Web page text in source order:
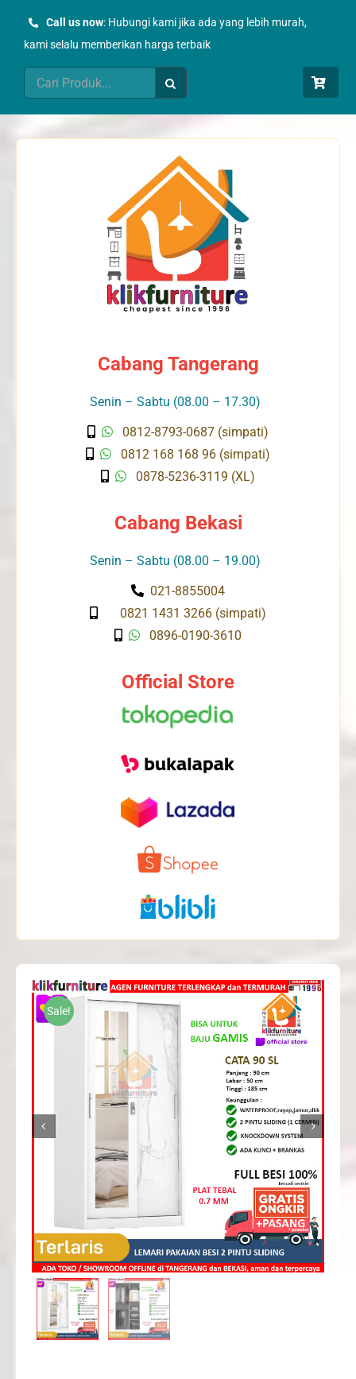
Call us now: Hubungi kami jika ada yang lebih murah,
kami selalu memberikan harga terbaik
Search
for:
Cabang Tangerang
Senin – Sabtu (08.00 – 17.30)
0812-8793-0687 (simpati)
0812 168 168 96 (simpati)
0878-5236-3119 (XL)
Cabang Bekasi
Senin – Sabtu (08.00 – 19.00)
021-8855004
0821 1431 3266 (simpati)
0896-0190-3610
Official Store
Sale!
 